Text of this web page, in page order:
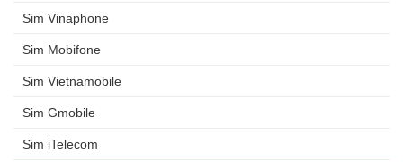
Sim Vinaphone
Sim Mobifone
Sim Vietnamobile
Sim Gmobile
Sim iTelecom